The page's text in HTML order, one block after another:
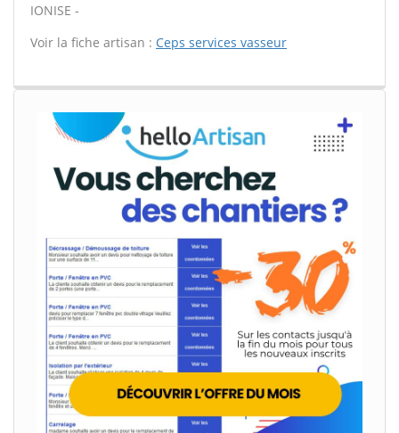
IONISE -
Voir la fiche artisan : Ceps services vasseur